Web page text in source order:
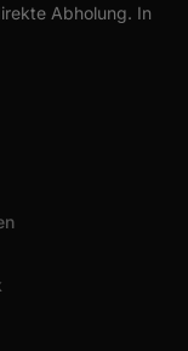
Abholung. In